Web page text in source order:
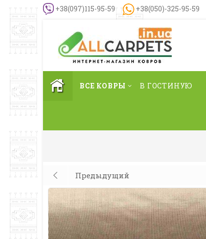
+38(097)115-95-59 +38(050)-325-95-59
ВСЕ КОВРЫ В ГОСТИНУЮ
Предыдущий